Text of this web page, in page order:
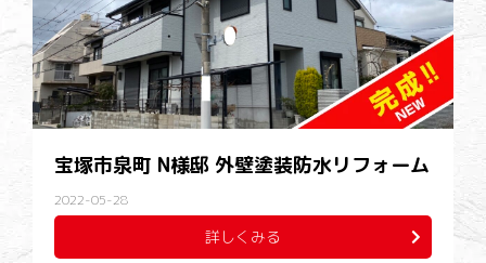
宝塚市泉町 N様邸 外壁塗装防水リフォーム
2022-05-28
詳しくみる